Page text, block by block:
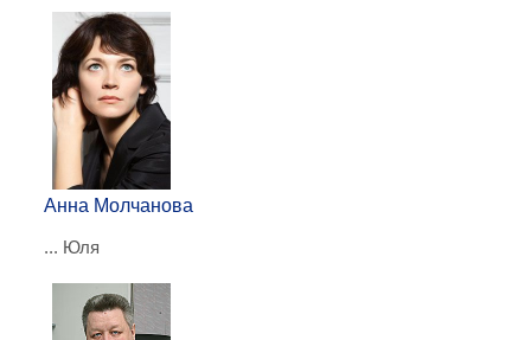
Анна Молчанова
... Юля